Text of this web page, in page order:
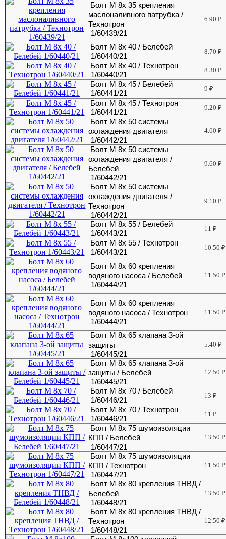
Болт М 8х 35 крепления
маслоналивного патрубка /
Технотрон
1/60439/21
6.90₽
Болт М 8х 40 / Белебей
1/60440/21
8.70₽
Болт М 8х 40 / Технотрон
1/60440/21
8.30₽
Болт М 8х 45 / Белебей
1/60441/21
9₽
Болт М 8х 45 / Технотрон
1/60441/21
9.20₽
Болт М 8х 50 системы
охлаждения двигателя
1/60442/21
4.60₽
Болт М 8х 50 системы
охлаждения двигателя /
Белебей
1/60442/21
9.60₽
Болт М 8х 50 системы
охлаждения двигателя /
Технотрон
1/60442/21
9.10₽
Болт М 8х 55 / Белебей
1/60443/21
11₽
Болт М 8х 55 / Технотрон
1/60443/21
10.50₽
Болт М 8х 60 крепления
водяного насоса / Белебей
1/60444/21
11.50₽
Болт М 8х 60 крепления
водяного насоса / Технотрон
1/60444/21
11.50₽
Болт М 8х 65 клапана 3-ой
защиты
1/60445/21
5.40₽
Болт М 8х 65 клапана 3-ой
защиты / Белебей
1/60445/21
12.50₽
Болт М 8х 70 / Белебей
1/60446/21
13₽
Болт М 8х 70 / Технотрон
1/60446/21
11₽
Болт М 8х 75 шумоизоляции
КПП / Белебей
1/60447/21
13.50₽
Болт М 8х 75 шумоизоляции
КПП / Технотрон
1/60447/21
11.50₽
Болт М 8х 80 крепления ТНВД /
Белебей
1/60448/21
13.50₽
Болт М 8х 80 крепления ТНВД /
Технотрон
1/60448/21
12.50₽